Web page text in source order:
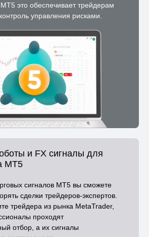
это обеспечивает трейдерам
управления рисками.
и FX сигналы для
MT5
сигналов MT5 вы сможете
сделки трейдеров-экспертов.
трейдера из рынка MetaTrader,
проходят
отбор, а их сигналы